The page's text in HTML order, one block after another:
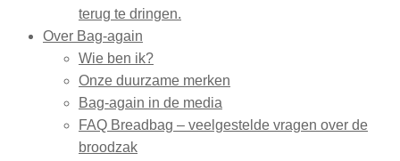
terug te dringen.
Over Bag-again
Wie ben ik?
Onze duurzame merken
Bag-again in de media
FAQ Breadbag – veelgestelde vragen over de
broodzak